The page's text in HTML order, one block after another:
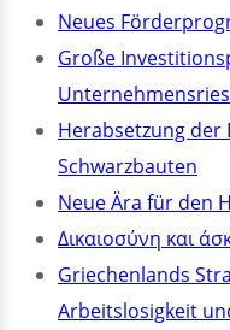
Neues
Große
Herabsetzung der
Schwarzbauten
Neue Ära für den
Δικαιοσύνη και
Griechenlands
Arbeitslosigkeit